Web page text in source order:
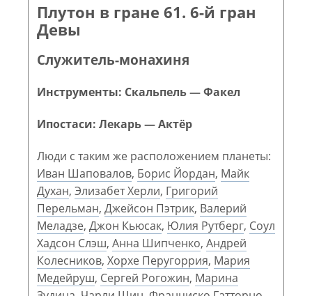
Плутон в гране 61. 6-й гран
Девы
Служитель-монахиня
Инструменты: Скальпель — Факел
Ипостаси: Лекарь — Актёр
Люди с таким же расположением планеты:
Иван Шаповалов, Борис Йордан, Майк
Духан, Элизабет Херли, Григорий
Перельман, Джейсон Пэтрик, Валерий
Меладзе, Джон Кьюсак, Юлия Рутберг, Соул
Хадсон Слэш, Анна Шипченко, Андрей
Колесников, Хорхе Перугоррия, Мария
Медейруш, Сергей Рогожин, Марина